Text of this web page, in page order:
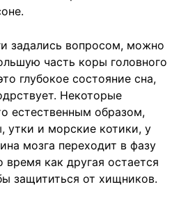
задались вопросом, можно
часть коры головного
глубокое состояние сна,
Некоторые
естественным образом,
утки и морские котики, у
мозга переходит в фазу
время как другая остается
защититься от хищников.